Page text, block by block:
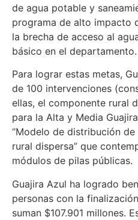
de agua potable y
programa de alto impacto
la brecha de acceso al
básico en el departamento.
Para lograr estas metas,
de 100 intervenciones
ellas, el componente rural
para la Alta y Media
“Modelo de distribución
rural dispersa” que
módulos de pilas públicas.
Guajira Azul ha logrado
personas con la
suman $107.901 millones.